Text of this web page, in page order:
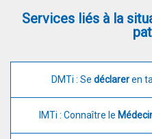
Services liés à la
DMTi : Se déclareren
IMTi : Connaître le